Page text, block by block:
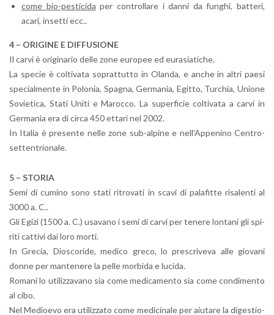
come bio-pe­sti­ci­da per con­trol­la­re i danni da fun­ghi, bat­te­ri,
acari, in­set­ti ecc..
4 – ORI­GI­NE E DIF­FU­SIO­NE
Il carvi è ori­gi­na­rio delle zone eu­ro­pee ed eu­ra­sia­ti­che.
La spe­cie è col­ti­va­ta so­prat­tut­to in Olan­da, e anche in altri paesi
spe­cial­men­te in Po­lo­nia, Spa­gna, Ger­ma­nia, Egit­to, Tur­chia, Unio­ne
So­vie­ti­ca, Stati Uniti e Ma­roc­co. La su­per­fi­cie col­ti­va­ta a carvi in
Ger­ma­nia era di circa 450 et­ta­ri nel 2002.
In Ita­lia è pre­sen­te nelle zone sub-al­pi­ne e nel­l’Ap­pe­ni­no Cen­tro-
set­ten­trio­na­le.
5 – STO­RIA
Semi di cu­mi­no sono stati ri­tro­va­ti in scavi di pa­la­fit­te ri­sa­len­ti al
3000 a. C..
Gli Egizi (1500 a. C.) usa­va­no i semi di carvi per te­ne­re lon­ta­ni gli spi­
ri­ti cat­ti­vi dai loro morti.
In Gre­cia, Dio­sco­ri­de, me­di­co greco, lo pre­scri­ve­va alle gio­va­ni
donne per man­te­ne­re la pelle mor­bi­da e lu­ci­da.
Ro­ma­ni lo uti­liz­za­va­no sia come me­di­ca­men­to sia come con­di­men­to
al cibo.
Nel Me­dioe­vo era uti­liz­za­to come me­di­ci­na­le per aiu­ta­re la di­ge­stio­